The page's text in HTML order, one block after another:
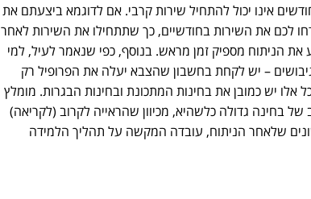
הצבא מי שביצע ניתוח לפני פחות מ-3 חודשים אינו יכול להתחיל שירות קרבי. אם לדוגמא ביצעתם את
לכם את השירות בחודשיים, כך שתתחילו את השירות לאחר
יש לבצע את הניתוח מספיק זמן מראש. בנוסף, כפי שנאמר לעיל, למי
97 כדי לקבל זימונים לגיבושים – יש לקחת בחשבון שהצבא יעלה את הפרופיל רק
ומעל כל אלו יש כמובן את בחינות המתכונת ובחינות הבגרות. מומלץ
בחינה גדולה כלשהיא, מכיוון שהראייה לקרוב (לקריאה)
שלאחר הניתוח, עובדה המקשה על תהליך הלמידה